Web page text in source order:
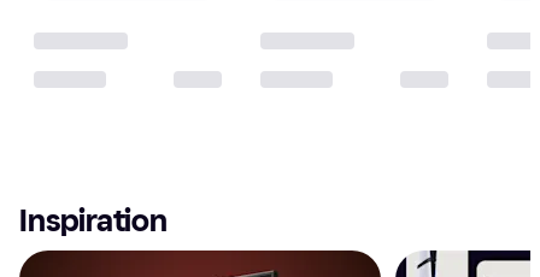
Inspiration